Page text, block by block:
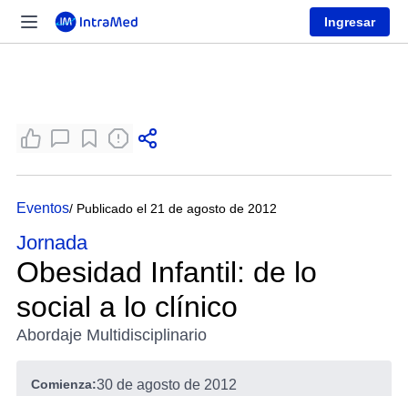
Ingresar
Eventos/ Publicado el 21 de agosto de 2012
Jornada
Obesidad Infantil: de lo
social a lo clínico
Abordaje Multidisciplinario
Comienza:30 de agosto de 2012